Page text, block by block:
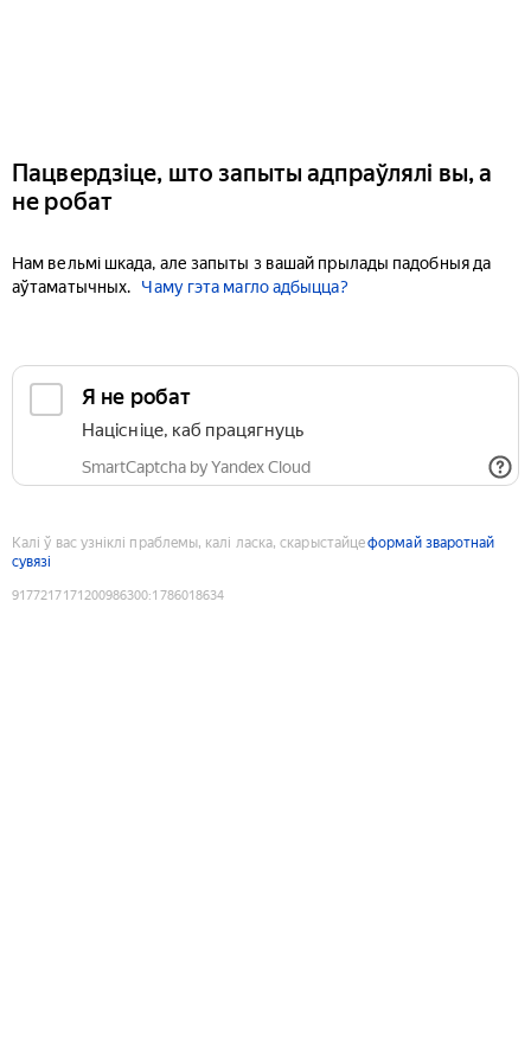
Пацвердзіце, што запыты адпраўлялі вы, а
не робат
Нам вельмі шкада, але запыты з вашай прылады падобныя да
аўтаматычных.
Чаму гэта магло адбыцца?
Я не робат
Націсніце, каб працягнуць
SmartCaptcha by Yandex Cloud
Калі ў вас узніклі праблемы, калі ласка, скарыстайцеформай зваротнай
сувязі
9177217171200986300:1786018634